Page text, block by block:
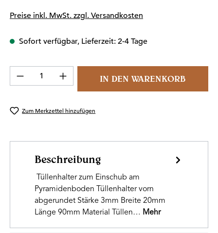
Preise inkl. MwSt. zzgl. Versandkosten
Sofort verfügbar, Lieferzeit: 2-4 Tage
Produkt Anzahl: Gib den gewünschten
IN DEN WARENKORB
Zum Merkzettel hinzufügen
Beschreibung
Tüllenhalter zum Einschub am
Pyramidenboden Tüllenhalter vorn
abgerundet Stärke 3mm Breite 20mm
Länge 90mm Material Tüllen… Mehr